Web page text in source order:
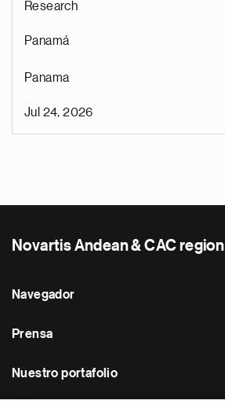
Research
Panamá
Panama
Jul 24, 2026
Novartis Andean & CAC region
Navegador
Prensa
Nuestro portafolio